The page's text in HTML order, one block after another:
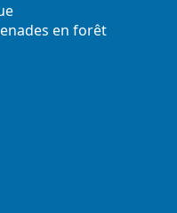
en forêt